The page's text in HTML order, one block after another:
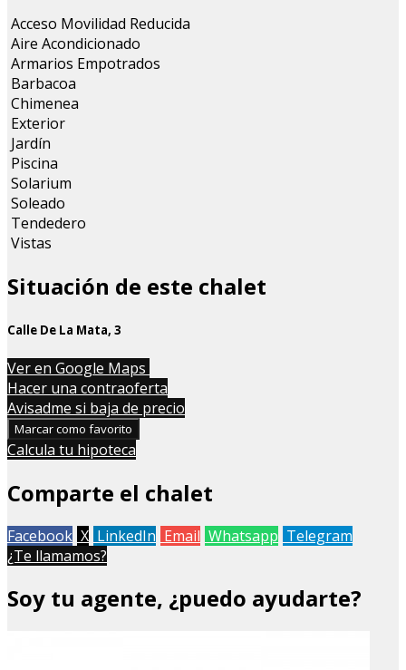
Acceso Movilidad Reducida
Aire Acondicionado
Armarios Empotrados
Barbacoa
Chimenea
Exterior
Jardín
Piscina
Solarium
Soleado
Tendedero
Vistas
Situación de este chalet
Calle De La Mata, 3
+
−
Ver en Google Maps
Hacer una contraoferta
Avisadme si baja de precio
Marcar como favorito
Calcula tu hipoteca
Comparte el chalet
Facebook X LinkedIn Email Whatsapp Telegram
¿Te llamamos?
Soy tu agente, ¿puedo ayudarte?